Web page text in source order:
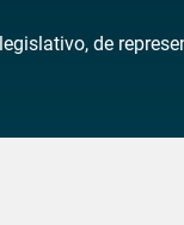
de